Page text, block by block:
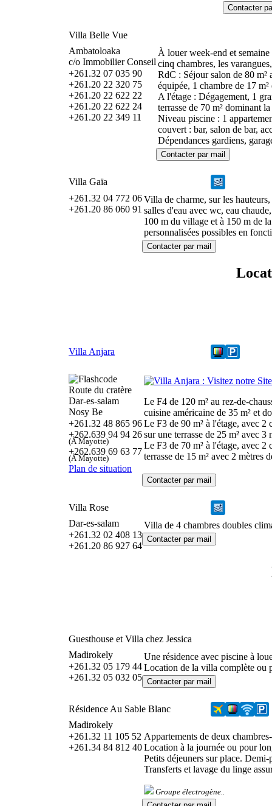
Villa Belle Vue
Ambatoloaka
c/o Immobilier Conseil
+261.32 07 035 90
+261.20 22 320 75
+261.20 22 622 22
+261.20 22 622 24
+261.20 22 349 11
À louer week-end et
cinq chambres, les
RdC : Séjour salon de 80 m²
équipée, 1 chambre de 17
A l'étage : Dégagement, 1
terrasse de 70 m² dominant
Niveau piscine : 1
couvert : bar, salon de bar,
Dépendances gardiens,
Villa Gaïa
+261.32 04 772 06
+261.20 86 060 91
Villa de charme, sur les
salles d'eau avec wc, eau
100 m du village et à 150 m de
personnalisées possibles en
Villa Anjara
Route du cratère
Dar-es-salam
Nosy Be
+261.32 48 865 96
+262.639 94 94 26
(À Mayotte)
+262.639 69 63 77
(À Mayotte)
Plan de situation
Le F4 de 120 m² au rez-de-
cuisine américaine de 35 m² et
Le F3 de 90 m² à l'étage, avec 2
sur une terrasse de 25 m² avec
Le F3 de 70 m² à l'étage, avec 2
terrasse de 15 m² avec 2 mètres
Villa Rose
Dar-es-salam
+261.32 02 408 13
+261.20 86 927 64
Villa de 4 chambres doubles
Guesthouse et Villa chez Jessica
Madirokely
+261.32 05 179 44
+261.32 05 032 05
Une résidence avec piscine à
Location de la villa complète ou
Résidence Au Sable Blanc
Madirokely
+261.32 11 105 52
+261.34 84 812 40
Appartements de deux
Location à la journée ou pour
Petits déjeuners sur place.
Transferts et lavage du linge
Groupe électrogène..